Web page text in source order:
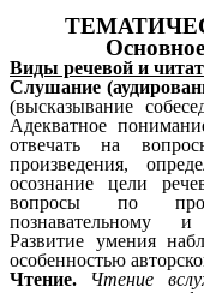
Виды речевой и
Слушание
(высказывание
Адекватное
отвечать на
произведения,
осознание цели
вопросы по
познавательному и
Развитие умения
особенностью
Чтение. Чтение